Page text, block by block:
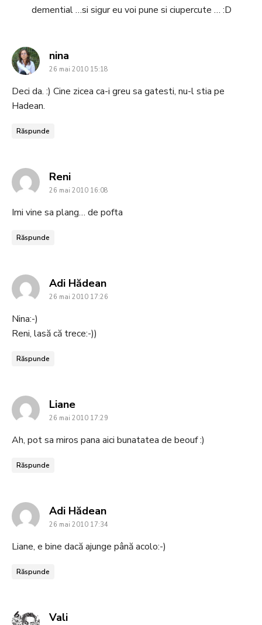
demential …si sigur eu voi pune si ciupercute … :D
nina
26 mai 2010 15:18
Deci da. :) Cine zicea ca-i greu sa gatesti, nu-l stia pe
Hadean.
Răspunde
Renisays:
26 mai 2010 16:08
Imi vine sa plang… de pofta
Răspunde
Adi Hădeansays:
26 mai 2010 17:26
Nina:-)
Reni, lasă că trece:-))
Răspunde
Lianesays:
26 mai 2010 17:29
Ah, pot sa miros pana aici bunatatea de beouf :)
Răspunde
Adi Hădeansays:
26 mai 2010 17:34
Liane, e bine dacă ajunge până acolo:-)
Răspunde
Valisays: